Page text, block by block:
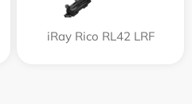
iRay Rico RL42 LRF